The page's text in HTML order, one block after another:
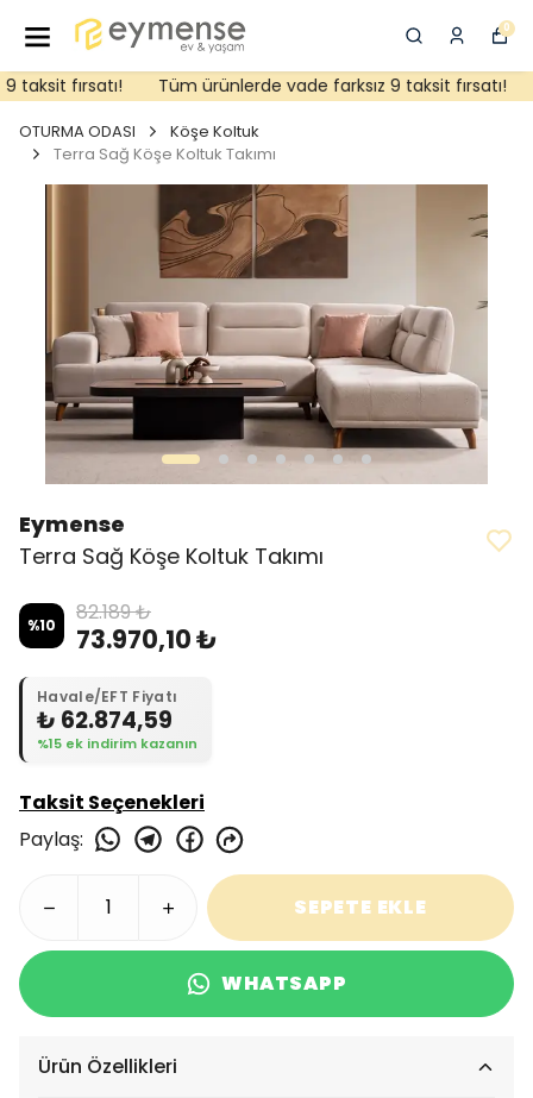
0
fırsatı! Tüm ürünlerde vade farksız 9 taksit fırsatı!
OTURMA ODASI
Köşe Koltuk
Terra Sağ Köşe Koltuk Takımı
Eymense
Terra Sağ Köşe Koltuk Takımı
%10 82.189 ₺
73.970,10 ₺
Havale/EFT Fiyatı
₺ 62.874,59
%15 ek indirim kazanın
Taksit Seçenekleri
Paylaş:
SEPETE EKLE
WHATSAPP
Ürün Özellikleri